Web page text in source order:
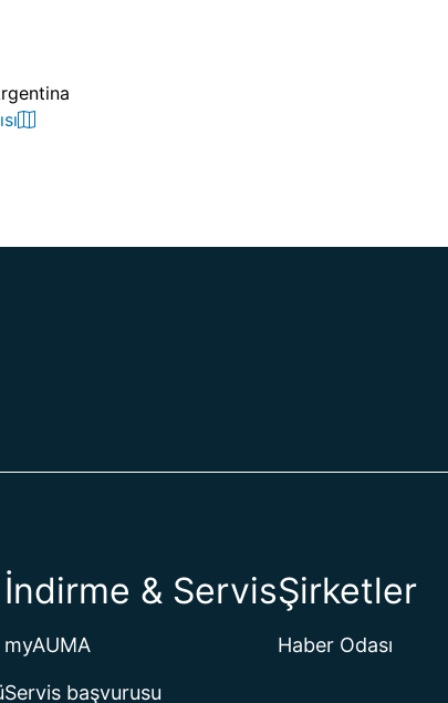
İndirme & Servis
myAUMA
Servis başvurusu
Şirketler
Haber Odası